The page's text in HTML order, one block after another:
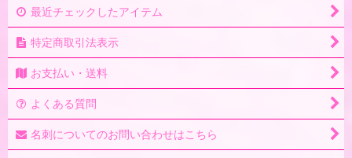
最近チェックしたアイテム
特定商取引法表示
お支払い・送料
よくある質問
名刺についてのお問い合わせはこちら